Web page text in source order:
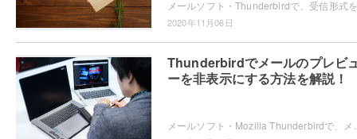
2020年11月06日
Thunderbirdでメールのプレビ
ーを非表示にする方法を解説！